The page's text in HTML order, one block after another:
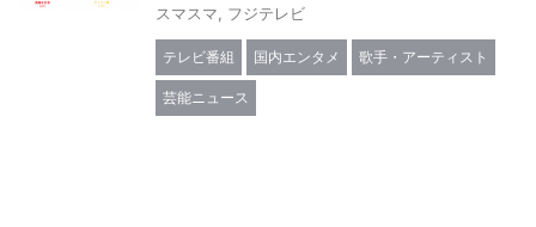
スマスマ
フジテレビ
テレビ番組 国内エンタメ 歌手・アーティスト
芸能ニュース